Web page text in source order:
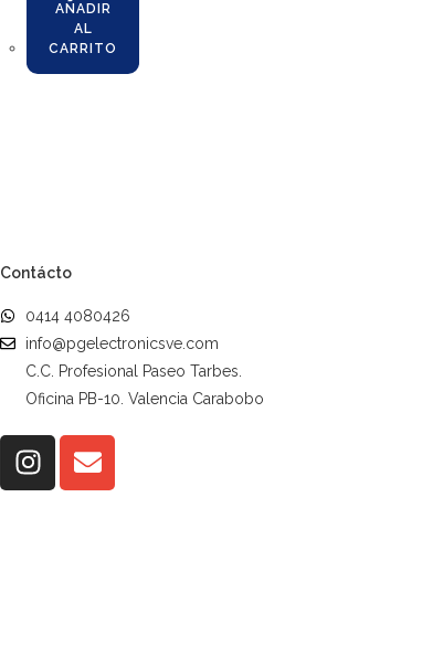
AÑADIR
AL
CARRITO
Contácto
0414 4080426
info@pgelectronicsve.com
C.C. Profesional Paseo Tarbes.
Oficina PB-10. Valencia Carabobo